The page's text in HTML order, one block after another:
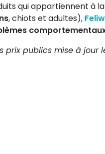
qui appartiennent à
, chiots et adultes),
prix publics mise à jour